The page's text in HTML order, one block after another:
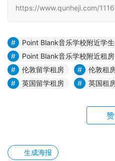
https://www.qunheji.com/
Point Blank音乐学校附近学
Point Blank音乐学校附近租房
伦敦留学租房
伦敦租
英国留学租房
英国租
赞
生成海报